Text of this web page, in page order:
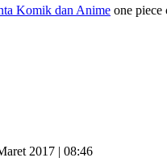
Komik dan Anime one piece
2017 | 08:46